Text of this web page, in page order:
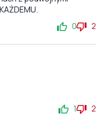
0 2
1 2